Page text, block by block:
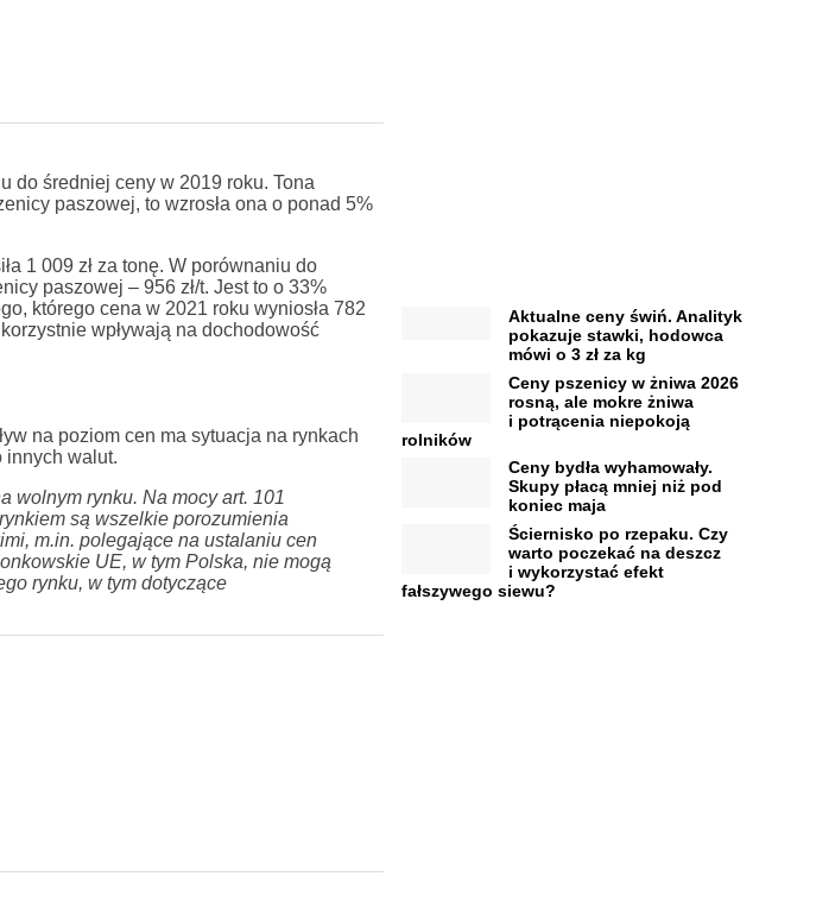
do średniej ceny w 2019 roku. Tona
paszowej, to wzrosła ona o ponad 5%
1 009 zł za tonę. W porównaniu do
paszowej – 956 zł/t. Jest to o 33%
którego cena w 2021 roku wyniosła 782
wpływają na dochodowość
na poziom cen ma sytuacja na rynkach
innych walut.
wolnym rynku. Na mocy art. 101
są wszelkie porozumienia
m.in. polegające na ustalaniu cen
UE, w tym Polska, nie mogą
rynku, w tym dotyczące
Aktualne ceny świń. Analityk
pokazuje stawki, hodowca
mówi o 3 zł za kg
Ceny pszenicy w żniwa 2026
rosną, ale mokre żniwa
i potrącenia niepokoją
rolników
Ceny bydła wyhamowały.
Skupy płacą mniej niż pod
koniec maja
Ściernisko po rzepaku. Czy
warto poczekać na deszcz
i wykorzystać efekt
fałszywego siewu?